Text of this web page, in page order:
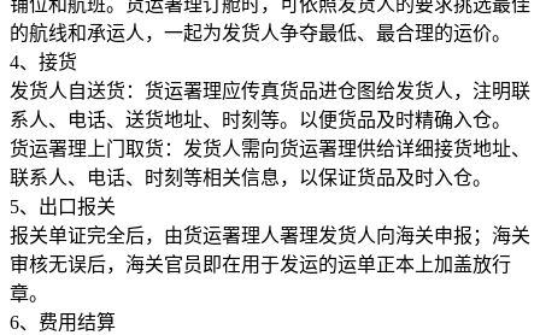
的航线和承运人，一起为发货人争夺最低、最合理的运价。
4、接货
发货人自送货：货运署理应传真货品进仓图给发货人，注明联
系人、电话、送货地址、时刻等。以便货品及时精确入仓。
货运署理上门取货：发货人需向货运署理供给详细接货地址、
联系人、电话、时刻等相关信息，以保证货品及时入仓。
5、出口报关
报关单证完全后，由货运署理人署理发货人向海关申报；海关
审核无误后，海关官员即在用于发运的运单正本上加盖放行
章。
6、费用结算